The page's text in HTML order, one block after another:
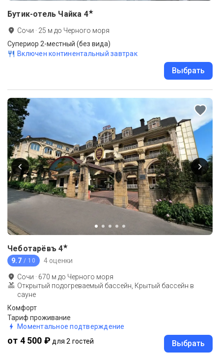
Бутик-отель Чайка 4★
Сочи · 25 м до Черного моря
Супериор 2-местный (без вида)
Включен континентальный завтрак
Выбрать
Чеботарёвъ 4★
9.7 / 10 4 оценки
Сочи · 670 м до Черного моря
Открытый подогреваемый бассейн, Крытый бассейн в
сауне
Комфорт
Тариф проживание
Моментальное подтверждение
от 4 500 ₽ для 2 гостей Выбрать